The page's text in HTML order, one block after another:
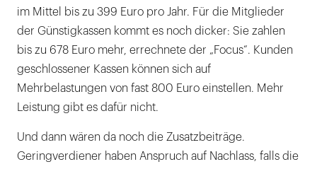
im Mittel bis zu 399 Euro pro Jahr. Für die Mitglieder
der Günstigkassen kommt es noch dicker: Sie zahlen
bis zu 678 Euro mehr, errechnete der „Focus“. Kunden
geschlossener Kassen können sich auf
Mehrbelastungen von fast 800 Euro einstellen. Mehr
Leistung gibt es dafür nicht.
Und dann wären da noch die Zusatzbeiträge.
Geringverdiener haben Anspruch auf Nachlass, falls die